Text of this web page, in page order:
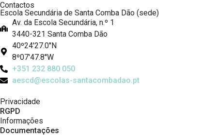
Contactos
Escola Secundária de Santa Comba Dão (sede)
Av. da Escola Secundária, n.º 1
3440-321 Santa Comba Dão
40º24'27.0''N
8º07'47.8''W
+351 232 880 050
aescd@escolas-santacombadao.pt
Privacidade
RGPD
Informações
Documentações